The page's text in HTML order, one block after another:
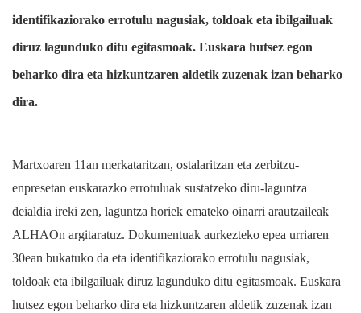
identifikaziorako errotulu nagusiak, toldoak eta ibilgailuak
diruz lagunduko ditu egitasmoak. Euskara hutsez egon
beharko dira eta hizkuntzaren aldetik zuzenak izan beharko
dira.
Martxoaren 11an merkataritzan, ostalaritzan eta zerbitzu-
enpresetan euskarazko errotuluak sustatzeko diru-laguntza
deialdia ireki zen, laguntza horiek emateko oinarri arautzaileak
ALHAOn argitaratuz. Dokumentuak aurkezteko epea urriaren
30ean bukatuko da eta identifikaziorako errotulu nagusiak,
toldoak eta ibilgailuak diruz lagunduko ditu egitasmoak. Euskara
hutsez egon beharko dira eta hizkuntzaren aldetik zuzenak izan